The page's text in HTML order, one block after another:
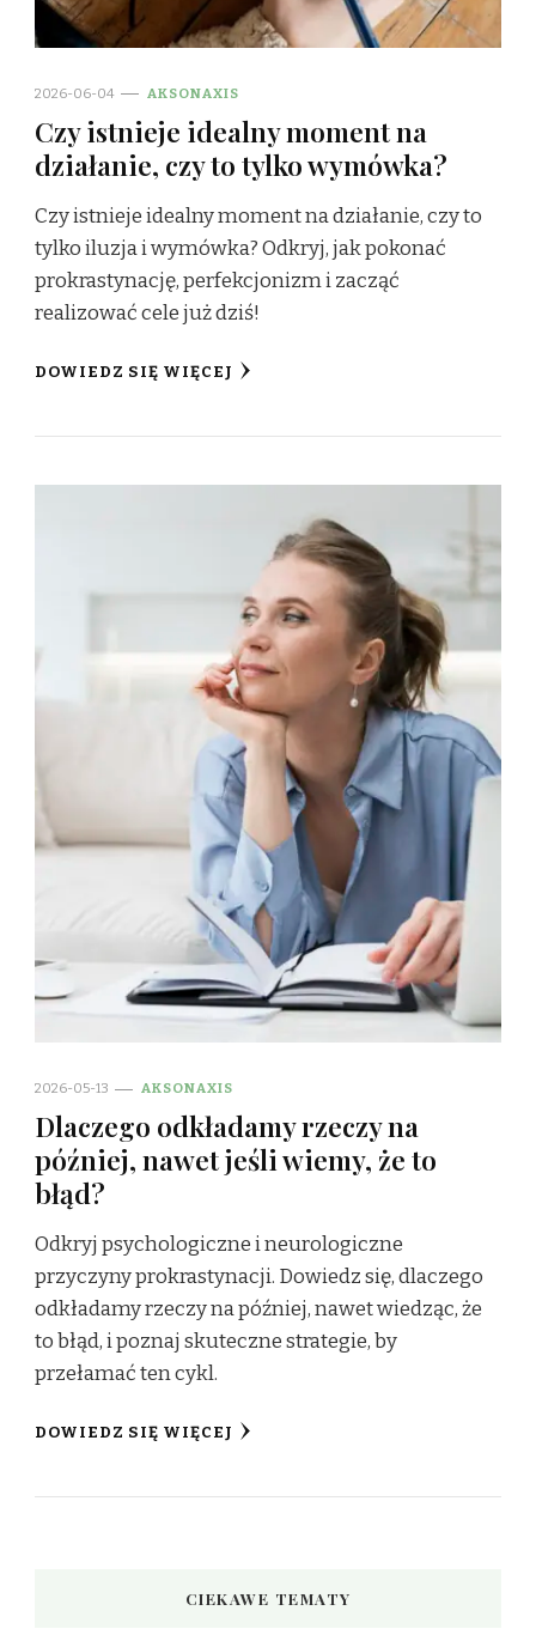
2026-06-04 AKSONAXIS
Czy istnieje idealny moment na
działanie, czy to tylko wymówka?
Czy istnieje idealny moment na działanie, czy to
tylko iluzja i wymówka? Odkryj, jak pokonać
prokrastynację, perfekcjonizm i zacząć
realizować cele już dziś!
DOWIEDZ SIĘ WIĘCEJ
2026-05-13 AKSONAXIS
Dlaczego odkładamy rzeczy na
później, nawet jeśli wiemy, że to
błąd?
Odkryj psychologiczne i neurologiczne
przyczyny prokrastynacji. Dowiedz się, dlaczego
odkładamy rzeczy na później, nawet wiedząc, że
to błąd, i poznaj skuteczne strategie, by
przełamać ten cykl.
DOWIEDZ SIĘ WIĘCEJ
CIEKAWE TEMATY